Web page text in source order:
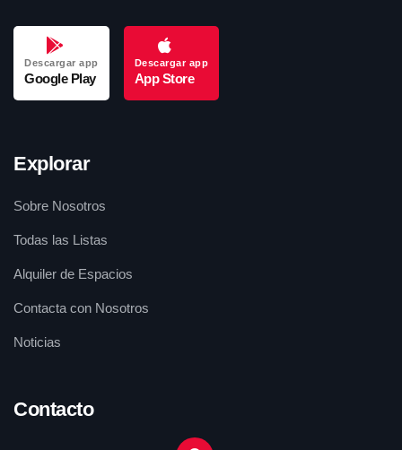
Descargar app
Google Play
Descargar app
App Store
Explorar
Sobre Nosotros
Todas las Listas
Alquiler de Espacios
Contacta con Nosotros
Noticias
Contacto